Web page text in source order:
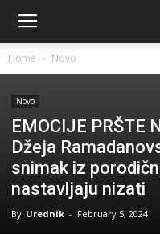
Home Novo
Novo
EMOCIJE PRŠTE
Džeja
snimak iz
nastavljaju nizati
By Urednik - February 5, 2024